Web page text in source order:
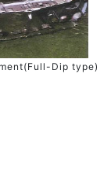
Dip type)